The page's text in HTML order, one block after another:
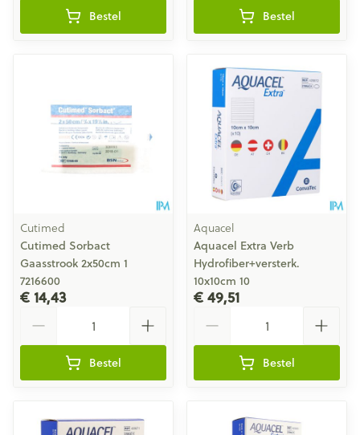
Bestel Bestel
Cutimed
Cutimed Sorbact
Gaasstrook 2x50cm 1
7216600
€ 14,43
Bestel
Aquacel
Aquacel Extra Verb
Hydrofiber+versterk.
10x10cm 10
€ 49,51
Bestel